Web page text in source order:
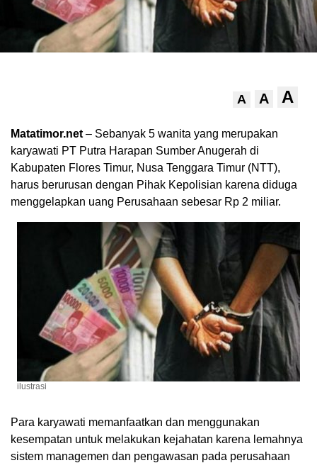
A A A
Matatimor.net – Sebanyak 5 wanita yang merupakan
karyawati PT Putra Harapan Sumber Anugerah di
Kabupaten Flores Timur, Nusa Tenggara Timur (NTT),
harus berurusan dengan Pihak Kepolisian karena diduga
menggelapkan uang Perusahaan sebesar Rp 2 miliar.
ilustrasi
Para karyawati memanfaatkan dan menggunakan
kesempatan untuk melakukan kejahatan karena lemahnya
sistem managemen dan pengawasan pada perusahaan